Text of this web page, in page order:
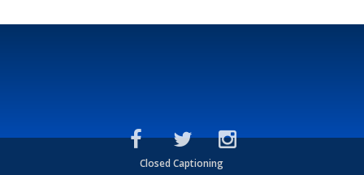
Closed Captioning